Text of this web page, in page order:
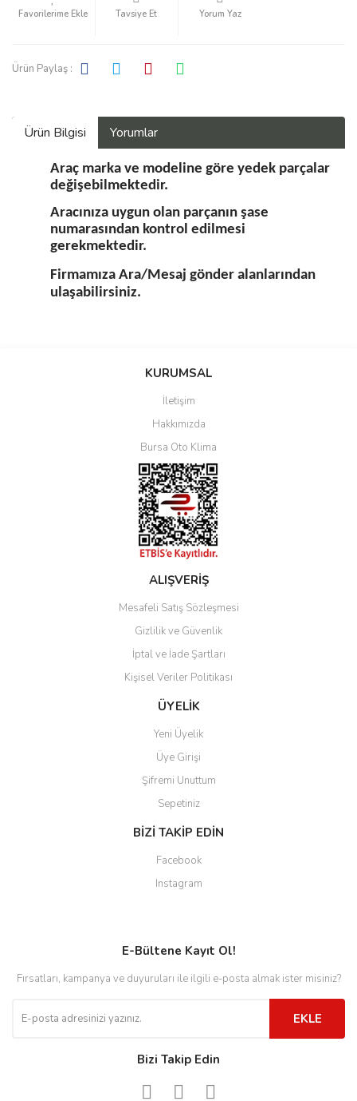
Tavsiye Et Yorum Yaz
Ürün Paylaş :
Ürün Bilgisi Yorumlar
Araç marka ve modeline göre yedek parçalar
değişebilmektedir.
Aracınıza uygun olan parçanın şase
numarasından kontrol edilmesi
gerekmektedir.
Firmamıza Ara/Mesaj gönder alanlarından
ulaşabilirsiniz.
Bu ürüne ilk yorumu siz yapın!
Yorum Yaz
KURUMSAL
İletişim
Hakkımızda
Bursa Oto Klima
ALIŞVERİŞ
Mesafeli Satış Sözleşmesi
Gizlilik ve Güvenlik
İptal ve İade Şartları
Kişisel Veriler Politikası
ÜYELİK
Yeni Üyelik
Üye Girişi
Şifremi Unuttum
Sepetiniz
BİZİ TAKİP EDİN
Facebook
Instagram
E-Bültene Kayıt Ol!
Fırsatları, kampanya ve duyuruları ile ilgili e-posta almak ister misiniz?
EKLE
Bizi Takip Edin